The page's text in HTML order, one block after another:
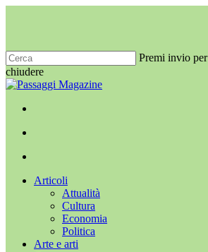
principale
Premi invio
chiudere
Chiudi
Menu
cerca
Menu
Articoli
Attualità
Cultura
Economia
Politica
Arte e arti